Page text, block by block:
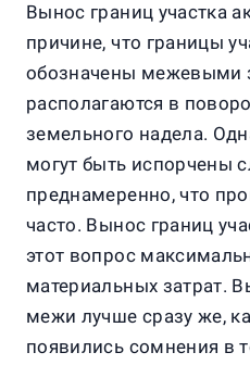
Вынос границ участка
причине, что границы
обозначены межевыми
располагаются в
земельного надела.
могут быть испорчены
преднамеренно, что
часто. Вынос границ
этот вопрос
материальных затрат.
межи лучше сразу же,
появились сомнения в